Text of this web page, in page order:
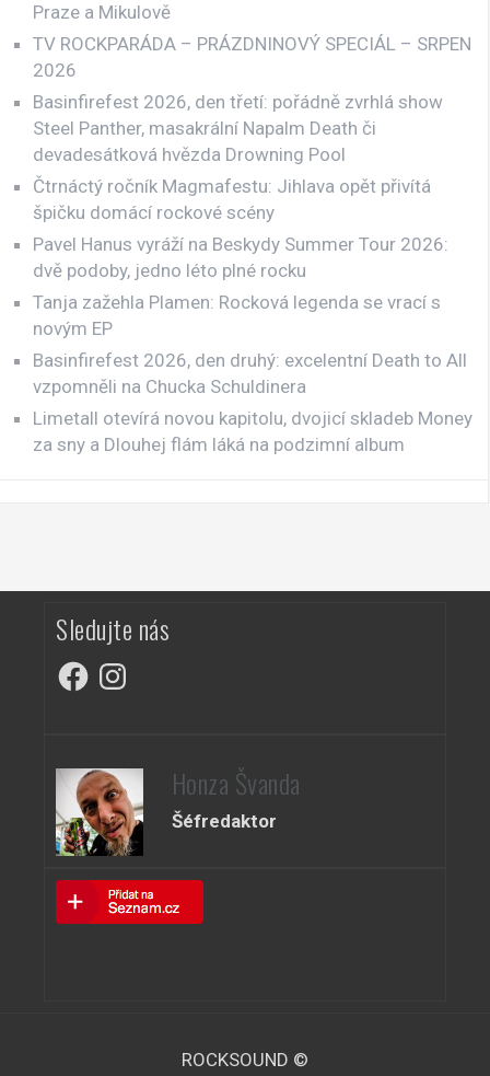
Praze a Mikulově
TV ROCKPARÁDA – PRÁZDNINOVÝ SPECIÁL – SRPEN
2026
Basinfirefest 2026, den třetí: pořádně zvrhlá show
Steel Panther, masakrální Napalm Death či
devadesátková hvězda Drowning Pool
Čtrnáctý ročník Magmafestu: Jihlava opět přivítá
špičku domácí rockové scény
Pavel Hanus vyráží na Beskydy Summer Tour 2026:
dvě podoby, jedno léto plné rocku
Tanja zažehla Plamen: Rocková legenda se vrací s
novým EP
Basinfirefest 2026, den druhý: excelentní Death to All
vzpomněli na Chucka Schuldinera
Limetall otevírá novou kapitolu, dvojicí skladeb Money
za sny a Dlouhej flám láká na podzimní album
Sledujte nás
FacebookInstagram
Honza Švanda
Šéfredaktor
ROCKSOUND ©